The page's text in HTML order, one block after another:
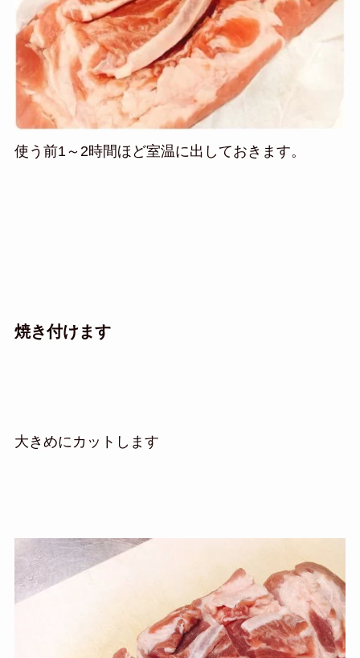
使う前1～2時間ほど室温に出しておきます。
焼き付けます
大きめにカットします